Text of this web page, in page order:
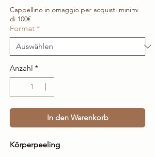
Cappellino in omaggio per acquisti minimi
di 100€
Format *
Anzahl *
In den Warenkorb
Körperpeeling